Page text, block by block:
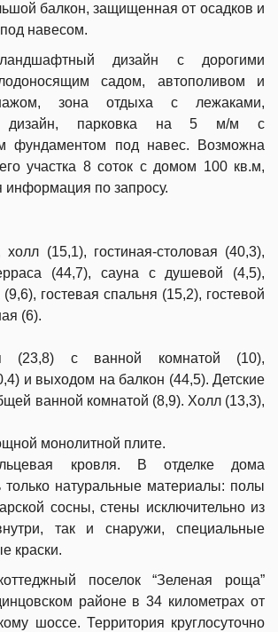
балкон, защищенная от осадков и
навесом.
дизайн с дорогими
садом, автополивом и
зона отдыха с лежаками,
дизайн, парковка на 5 м/м с
фундаментом под навес. Возможна
участка 8 соток с домом 100 кв.м,
информация по запросу.
(15,1), гостиная-столовая (40,3),
(44,7), сауна с душевой (4,5),
гостевая спальня (15,2), гостевой
(6).
(23,8) с ванной комнатой (10),
и выходом на балкон (44,5). Детские
ванной комнатой (8,9). Холл (13,3),
монолитной плите.
кровля.
В отделке дома
только натуральные материалы: полы
сосны, стены исключительно из
так и снаружи, специальные
краски.
поселок “Зеленая роща”
районе в 34 километрах от
шоссе. Территория круглосуточно